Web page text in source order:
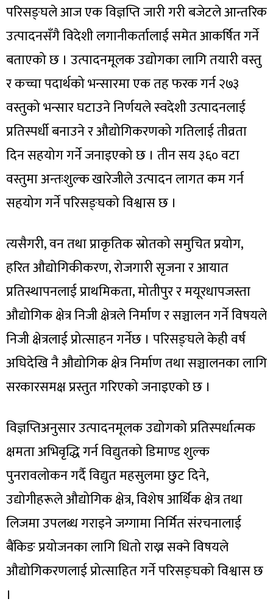
परिसङ्घले आज एक विज्ञप्ति जारी गरी बजेटले आन्तरिक
उत्पादनसँगै विदेशी लगानीकर्तालाई समेत आकर्षित गर्ने
बताएको छ । उत्पादनमूलक उद्योगका लागि तयारी वस्तु
र कच्चा पदार्थको भन्सारमा एक तह फरक गर्न २७३
वस्तुको भन्सार घटाउने निर्णयले स्वदेशी उत्पादनलाई
प्रतिस्पर्धी बनाउने र औद्योगिकरणको गतिलाई तीव्रता
दिन सहयोग गर्ने जनाइएको छ । तीन सय ३६० वटा
वस्तुमा अन्तःशुल्क खारेजीले उत्पादन लागत कम गर्न
सहयोग गर्ने परिसङ्घको विश्वास छ ।
त्यसैगरी, वन तथा प्राकृतिक स्रोतको समुचित प्रयोग,
हरित औद्योगिकीकरण, रोजगारी सृजना र आयात
प्रतिस्थापनलाई प्राथमिकता, मोतीपुर र मयूरधापजस्ता
औद्योगिक क्षेत्र निजी क्षेत्रले निर्माण र सञ्चालन गर्ने विषयले
निजी क्षेत्रलाई प्रोत्साहन गर्नेछ । परिसङ्घले केही वर्ष
अघिदेखि नै औद्योगिक क्षेत्र निर्माण तथा सञ्चालनका लागि
सरकारसमक्ष प्रस्तुत गरिएको जनाइएको छ ।
विज्ञप्तिअनुसार उत्पादनमूलक उद्योगको प्रतिस्पर्धात्मक
क्षमता अभिवृद्धि गर्न विद्युतको डिमाण्ड शुल्क
पुनरावलोकन गर्दै विद्युत महसुलमा छुट दिने,
उद्योगीहरूले औद्योगिक क्षेत्र, विशेष आर्थिक क्षेत्र तथा
लिजमा उपलब्ध गराइने जग्गामा निर्मित संरचनालाई
बैंकिङ प्रयोजनका लागि धितो राख्न सक्ने विषयले
औद्योगिकरणलाई प्रोत्साहित गर्ने परिसङ्घको विश्वास छ
।